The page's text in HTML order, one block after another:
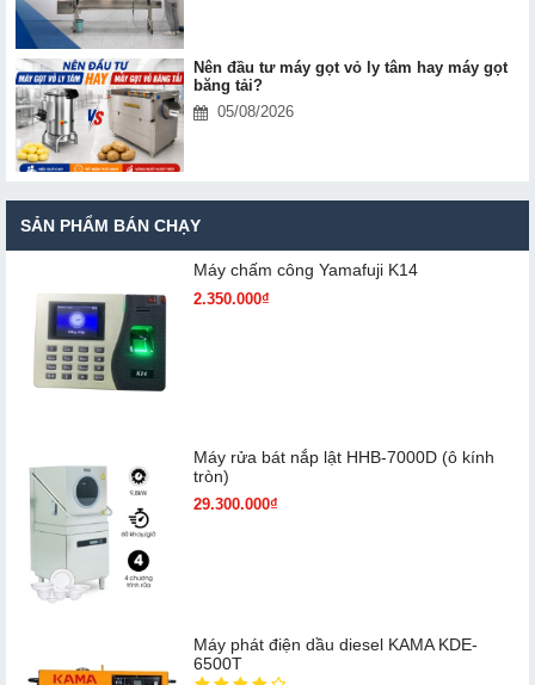
Nên đầu tư máy gọt vỏ ly tâm hay máy gọt
băng tải?
05/08/2026
SẢN PHẨM BÁN CHẠY
Máy chấm cô​ng Yamafuji K14
2.350.000₫
Máy rửa bát nắp lật HHB-7000D (ô kính
tròn)
29.300.000₫
Máy phát điện dầu diesel KAMA KDE-
6500T